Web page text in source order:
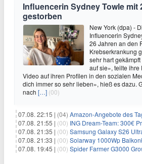
Influencerin Sydney Towle mit
gestorben
New York (dpa) -
Influencerin
26 Jahren an den
Krebserkrankung
sehr hart
auf sie», teilte
Video auf ihren Profilen in den sozialen
dich immer so sehr lieben», hieß es dazu.
nach […] (00)
07.08. 22:15 | (04) Amazon-Angebote des Tages –
07.08. 21:55 | (00) ING Dream-Team: 300€
07.08. 21:35 | (00) Samsung Galaxy S26 Ultra 256GB + 70GB
07.08. 21:33 | (00) Solarway 1000Wp Balkonkraftwerk mit 1,9 kWh
07.08. 19:45 | (00) Spider Farmer G3000 Growbox-